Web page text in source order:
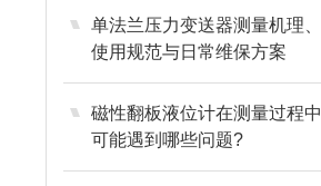
单法兰压力变送器测量机理、
使用规范与日常维保方案
磁性翻板液位计在测量过程中
可能遇到哪些问题?